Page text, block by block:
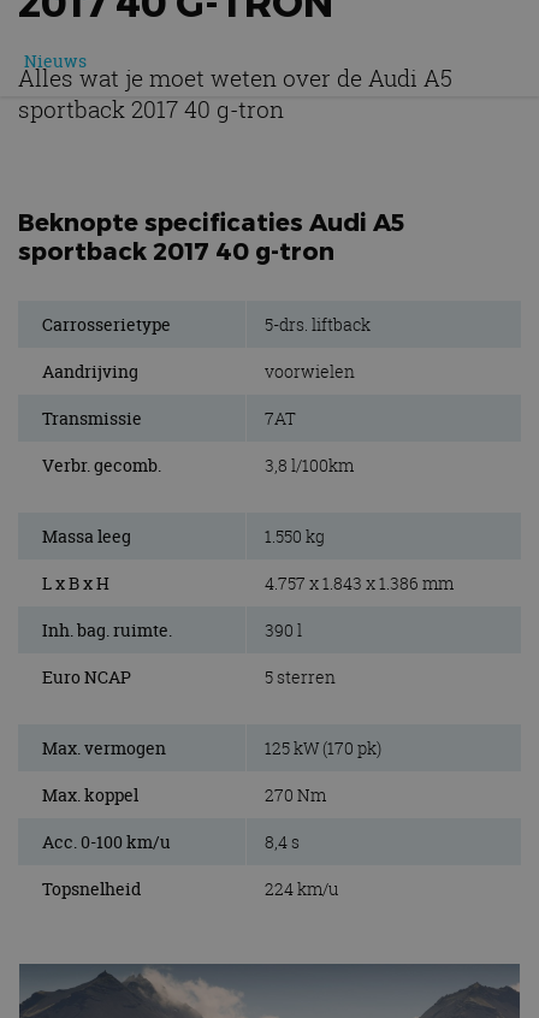
Nieuws
Alles wat je moet weten over de Audi A5
sportback 2017 40 g-tron
Beknopte specificaties Audi A5
sportback 2017 40 g-tron
Carrosserietype 5-drs. liftback
Aandrijving voorwielen
Transmissie 7AT
Verbr. gecomb. 3,8 l/100km
Massa leeg 1.550 kg
L x B x H 4.757 x 1.843 x 1.386 mm
Inh. bag. ruimte. 390 l
Euro NCAP 5 sterren
Max. vermogen 125 kW (170 pk)
Max. koppel 270 Nm
Acc. 0-100 km/u 8,4 s
Topsnelheid 224 km/u